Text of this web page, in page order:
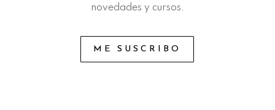
novedades y cursos.
ME SUSCRIBO